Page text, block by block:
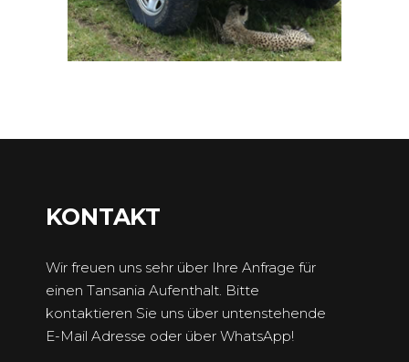
KONTAKT
Wir freuen uns sehr über Ihre Anfrage für
einen Tansania Aufenthalt. Bitte
kontaktieren Sie uns über untenstehende
E-Mail Adresse oder über WhatsApp!